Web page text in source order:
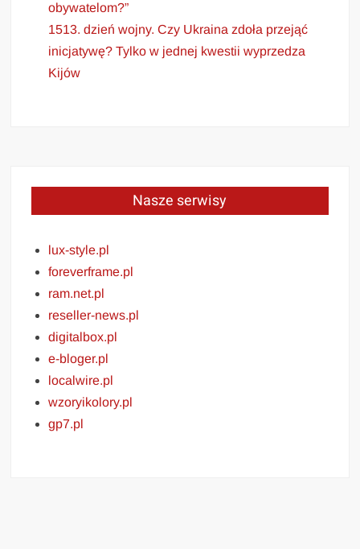
obywatelom?”
1513. dzień wojny. Czy Ukraina zdoła przejąć
inicjatywę? Tylko w jednej kwestii wyprzedza
Kijów
Nasze serwisy
lux-style.pl
foreverframe.pl
ram.net.pl
reseller-news.pl
digitalbox.pl
e-bloger.pl
localwire.pl
wzoryikolory.pl
gp7.pl